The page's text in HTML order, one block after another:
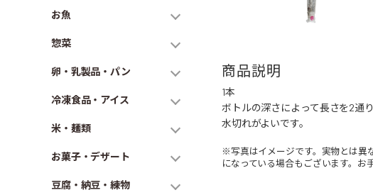
お魚
惣菜
卵・乳製品・パン
冷凍食品・アイス
米・麺類
お菓子・デザート
豆腐・納豆・練物
商品説明
1本
ボトルの深さによって長さを2通
水切れがよいです。
※写真はイメージです。実物とは異
になっている場合もございます。お